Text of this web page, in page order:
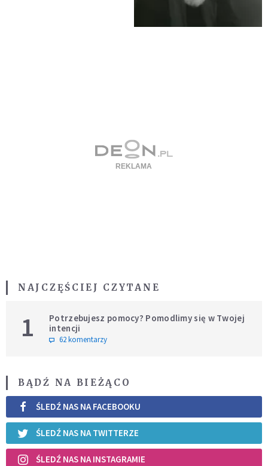
NAJCZĘŚCIEJ CZYTANE
1
Potrzebujesz pomocy? Pomodlimy się w Twojej
intencji
62 komentarzy
BĄDŹ NA BIEŻĄCO
ŚLEDŹ NAS NA FACEBOOKU
ŚLEDŹ NAS NA TWITTERZE
ŚLEDŹ NAS NA INSTAGRAMIE